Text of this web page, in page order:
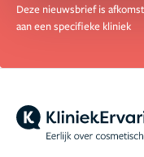
Deze nieuwsbrief is
aan een specifieke kliniek